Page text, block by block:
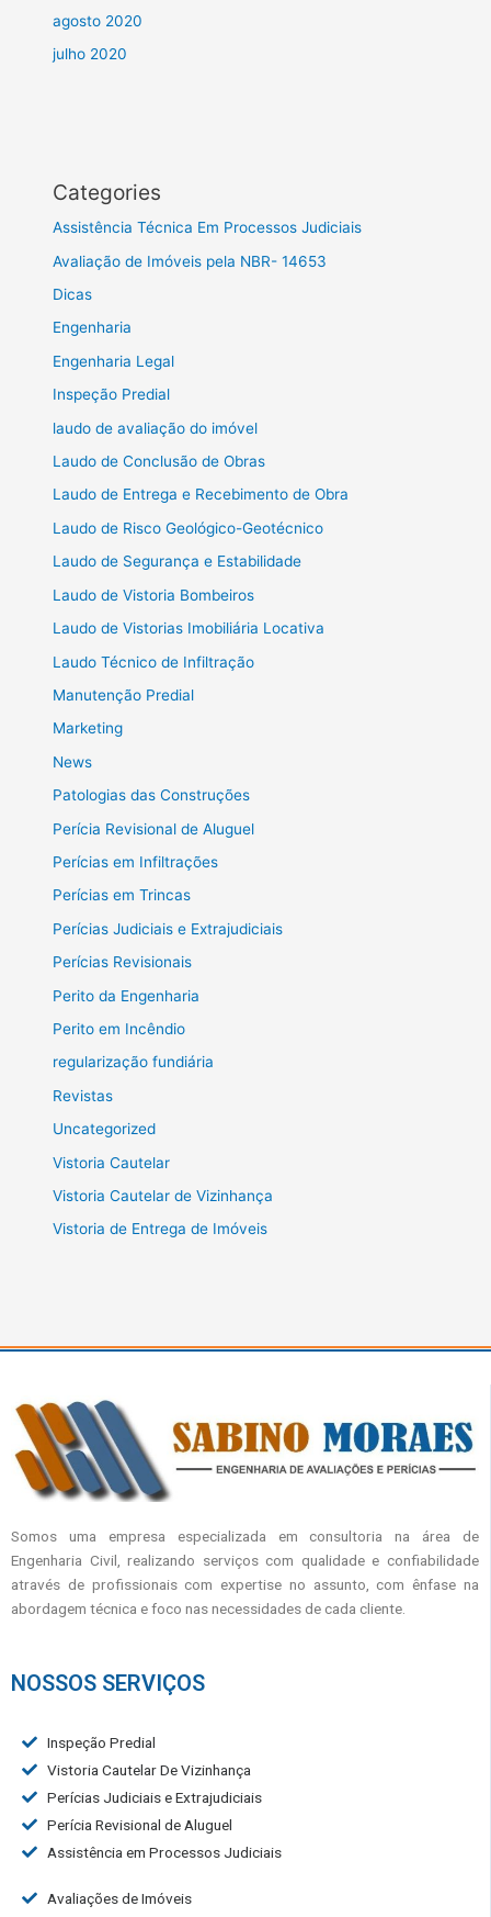
agosto 2020
julho 2020
Categories
Assistência Técnica Em Processos Judiciais
Avaliação de Imóveis pela NBR- 14653
Dicas
Engenharia
Engenharia Legal
Inspeção Predial
laudo de avaliação do imóvel
Laudo de Conclusão de Obras
Laudo de Entrega e Recebimento de Obra
Laudo de Risco Geológico-Geotécnico
Laudo de Segurança e Estabilidade
Laudo de Vistoria Bombeiros
Laudo de Vistorias Imobiliária Locativa
Laudo Técnico de Infiltração
Manutenção Predial
Marketing
News
Patologias das Construções
Perícia Revisional de Aluguel
Perícias em Infiltrações
Perícias em Trincas
Perícias Judiciais e Extrajudiciais
Perícias Revisionais
Perito da Engenharia
Perito em Incêndio
regularização fundiária
Revistas
Uncategorized
Vistoria Cautelar
Vistoria Cautelar de Vizinhança
Vistoria de Entrega de Imóveis
Somos uma empresa especializada em consultoria na área de
Engenharia Civil, realizando serviços com qualidade e confiabilidade
através de profissionais com expertise no assunto, com ênfase na
abordagem técnica e foco nas necessidades de cada cliente.
NOSSOS SERVIÇOS
Inspeção Predial
Vistoria Cautelar De Vizinhança
Perícias Judiciais e Extrajudiciais
Perícia Revisional de Aluguel
Assistência em Processos Judiciais
Avaliações de Imóveis